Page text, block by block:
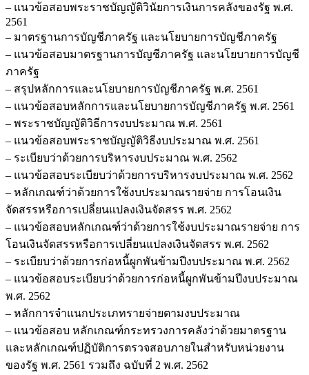
– แนวข้อสอบพระราชบัญญัติวินัยการเงินการคลังของรัฐ พ.ศ.
2561
– มาตรฐานการบัญชีภาครัฐ และนโยบายการบัญชีภาครัฐ
– แนวข้อสอบมาตรฐานการบัญชีภาครัฐ และนโยบายการบัญชี
ภาครัฐ
– สรุปหลักการและนโยบายการบัญชีภาครัฐ พ.ศ. 2561
– แนวข้อสอบหลักการและนโยบายการบัญชีภาครัฐ พ.ศ. 2561
– พระราชบัญญัติวิธีการงบประมาณ พ.ศ. 2561
– แนวข้อสอบพระราชบัญญัติวิธีงบประมาณ พ.ศ. 2561
– ระเบียบว่าด้วยการบริหารงบประมาณ พ.ศ. 2562
– แนวข้อสอบระเบียบว่าด้วยการบริหารงบประมาณ พ.ศ. 2562
– หลักเกณฑ์ว่าด้วยการใช้งบประมาณรายจ่าย การโอนเงิน
จัดสรรหรือการเปลี่ยนแปลงเงินจัดสรร พ.ศ. 2562
– แนวข้อสอบหลักเกณฑ์ว่าด้วยการใช้งบประมาณรายจ่าย การ
โอนเงินจัดสรรหรือการเปลี่ยนแปลงเงินจัดสรร พ.ศ. 2562
– ระเบียบว่าด้วยการก่อหนี้ผูกพันข้ามปีงบประมาณ พ.ศ. 2562
– แนวข้อสอบระเบียบว่าด้วยการก่อหนี้ผูกพันข้ามปีงบประมาณ
พ.ศ. 2562
– หลักการจำแนกประเภทรายจ่ายตามงบประมาณ
– แนวข้อสอบ หลักเกณฑ์กระทรวงการคลังว่าด้วยมาตรฐาน
และหลักเกณฑ์ปฏิบัติการตรวจสอบภายในสำหรับหน่วยงาน
ของรัฐ พ.ศ. 2561 รวมถึง ฉบับที่ 2 พ.ศ. 2562